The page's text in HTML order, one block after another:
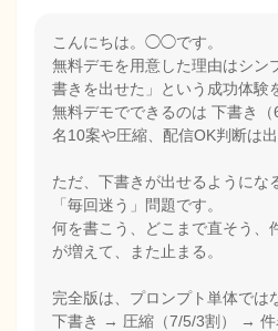
こんにちは。◯◯です。
無料デモを用意した理由はシン
書きを出せた」という成功体験
無料デモでできるのは 下書き
名10案や圧縮、配信OK判断は出
ただ、下書きが出せるようにな
「毎回迷う」問題です。
何を書こう、どこまで直そう
が増えて、また止まる。
完全版は、プロンプト単体では
下書き → 圧縮（7/5/3割） → 件